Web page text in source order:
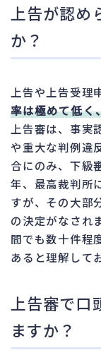
上告が認め
か？
上告や上告受理
率は極めて低く
上告審は、事実
や重大な判例違
合にのみ、下級
年、最高裁判所
すが、その大部
の決定がなされ
間でも数十件程
あると理解して
上告審で口
ますか？